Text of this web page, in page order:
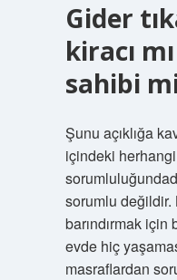
Gider
kiracı
sahibi
Şunu açıklığa
içindeki herhangi
sorumlu değildir.
barındırmak için
evde hiç
masraflardan